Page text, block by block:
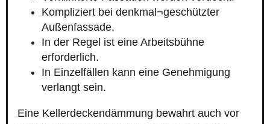
Kompliziert bei denkmal¬geschützter
Außenfassade.
In der Regel ist eine Arbeitsbühne
erforderlich.
In Einzelfällen kann eine Genehmigung
verlangt sein.
Eine Kellerdeckendämmung bewahrt auch vor